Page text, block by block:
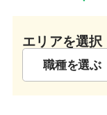
エリアを選択